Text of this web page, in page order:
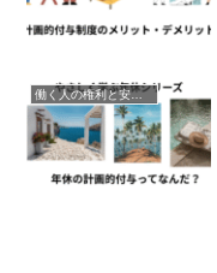
働く人の権利と安心ガイド